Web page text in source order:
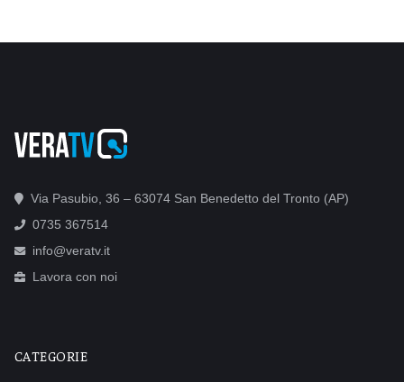
Via Pasubio, 36 – 63074 San Benedetto del Tronto (AP)
0735 367514
info@veratv.it
Lavora con noi
CATEGORIE